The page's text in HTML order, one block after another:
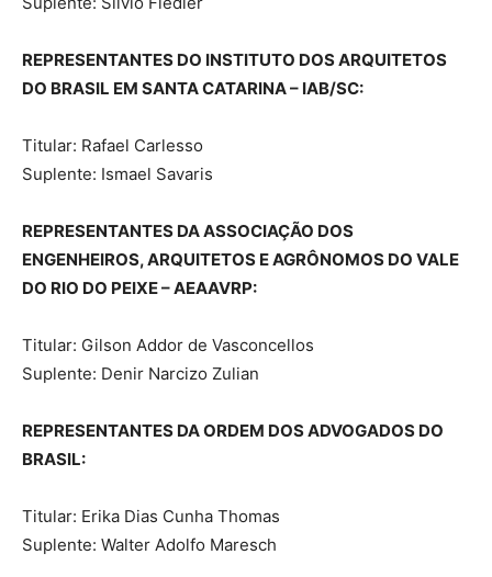
REPRESENTANTES DO INSTITUTO DOS ARQUITETOS
DO BRASIL EM SANTA CATARINA – IAB/SC:
Titular: Rafael Carlesso
Suplente: Ismael Savaris
REPRESENTANTES DA ASSOCIAÇÃO DOS
ENGENHEIROS, ARQUITETOS E AGRÔNOMOS DO VALE
DO RIO DO PEIXE – AEAAVRP:
Titular: Gilson Addor de Vasconcellos
Suplente: Denir Narcizo Zulian
REPRESENTANTES DA ORDEM DOS ADVOGADOS DO
BRASIL:
Titular: Erika Dias Cunha Thomas
Suplente: Walter Adolfo Maresch